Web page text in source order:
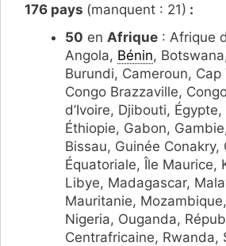
176 pays (manquent : 21) :
50 en Afrique : Afrique
Angola, Bénin,
Burundi, Cameroun,
Congo Brazzaville,
d’Ivoire, Djibouti,
Éthiopie, Gabon,
Bissau, Guinée Conakry,
Équatoriale, Île Maurice,
Libye, Madagascar,
Mauritanie,
Nigeria, Ouganda,
Centrafricaine, Rwanda,